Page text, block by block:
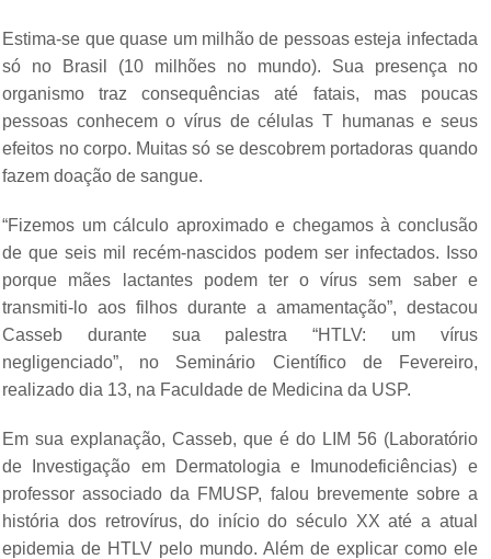
Estima-se que quase um milhão de pessoas esteja infectada
só no Brasil (10 milhões no mundo). Sua presença no
organismo traz consequências até fatais, mas poucas
pessoas conhecem o vírus de células T humanas e seus
efeitos no corpo. Muitas só se descobrem portadoras quando
fazem doação de sangue.
“Fizemos um cálculo aproximado e chegamos à conclusão
de que seis mil recém-nascidos podem ser infectados. Isso
porque mães lactantes podem ter o vírus sem saber e
transmiti-lo aos filhos durante a amamentação”, destacou
Casseb durante sua palestra “HTLV: um vírus
negligenciado”, no Seminário Científico de Fevereiro,
realizado dia 13, na Faculdade de Medicina da USP.
Em sua explanação, Casseb, que é do LIM 56 (Laboratório
de Investigação em Dermatologia e Imunodeficiências) e
professor associado da FMUSP, falou brevemente sobre a
história dos retrovírus, do início do século XX até a atual
epidemia de HTLV pelo mundo. Além de explicar como ele